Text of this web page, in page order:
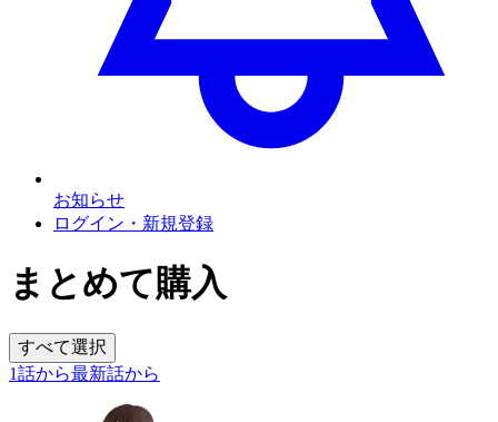
お知らせ
ログイン・新規登録
まとめて購入
すべて選択
1話から最新話から